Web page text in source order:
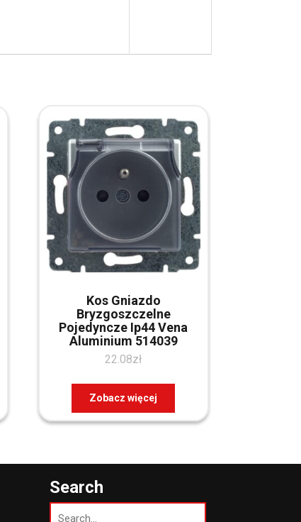
Kos Gniazdo
Bryzgoszczelne
Pojedyncze Ip44 Vena
Aluminium 514039
22.08zł
Zobacz więcej
Search